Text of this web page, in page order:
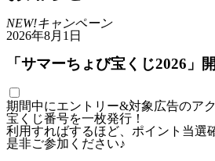
NEW!キャンペーン
2026年8月1日
「サマーちょび宝くじ2026」
期間中にエントリー&対象広告のア
宝くじ番号を一枚発行！
利用すればするほど、ポイント当選
是非ご参加ください♪